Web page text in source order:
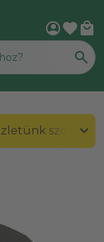
account_circlefavorite local_mall